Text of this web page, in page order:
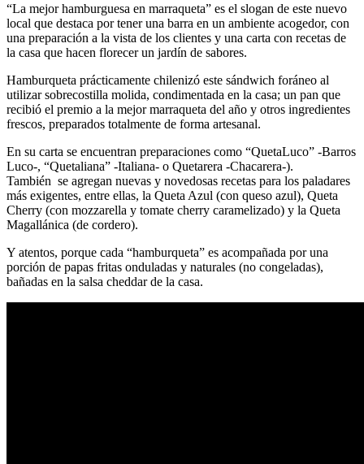
“La mejor hamburguesa en marraqueta” es el slogan de este nuevo
local que destaca por tener una barra en un ambiente acogedor, con
una preparación a la vista de los clientes y una carta con recetas de
la casa que hacen florecer un jardín de sabores.
Hamburqueta prácticamente chilenizó este sándwich foráneo al
utilizar sobrecostilla molida, condimentada en la casa; un pan que
recibió el premio a la mejor marraqueta del año y otros ingredientes
frescos, preparados totalmente de forma artesanal.
En su carta se encuentran preparaciones como “QuetaLuco” -Barros
Luco-, “Quetaliana” -Italiana- o Quetarera -Chacarera-).
También se agregan nuevas y novedosas recetas para los paladares
más exigentes, entre ellas, la Queta Azul (con queso azul), Queta
Cherry (con mozzarella y tomate cherry caramelizado) y la Queta
Magallánica (de cordero).
Y atentos, porque cada “hamburqueta” es acompañada por una
porción de papas fritas onduladas y naturales (no congeladas),
bañadas en la salsa cheddar de la casa.